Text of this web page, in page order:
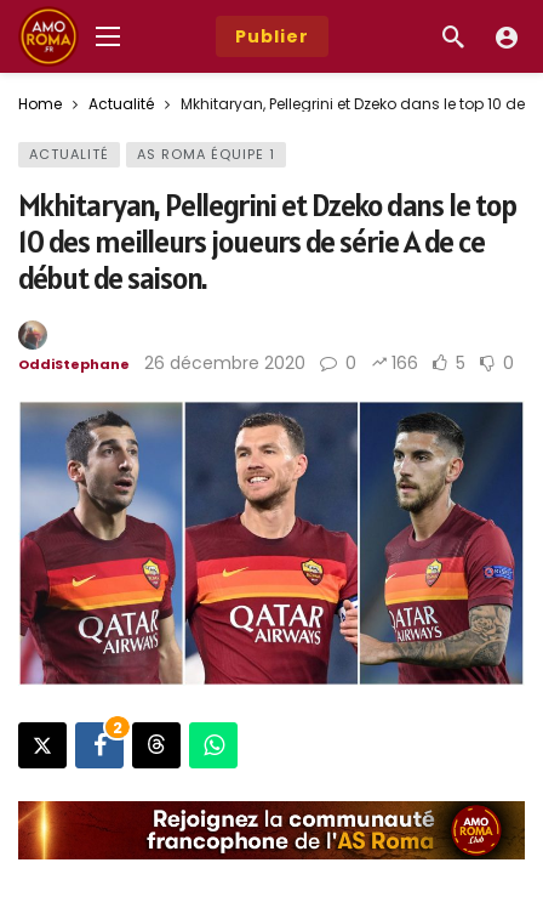
Publier
Home Actualité Mkhitaryan, Pellegrini et Dzeko dans le top 10
ACTUALITÉ AS ROMA ÉQUIPE 1
Mkhitaryan, Pellegrini et Dzeko dans le top
10 des meilleurs joueurs de série A de ce
début de saison.
OddiStephane 26 décembre 2020 0 166 5 0
2